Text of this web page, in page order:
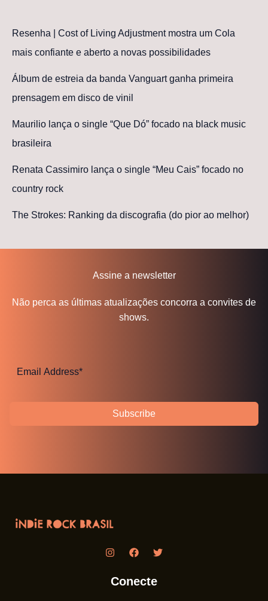
Resenha | Cost of Living Adjustment mostra um Cola
mais confiante e aberto a novas possibilidades
Álbum de estreia da banda Vanguart ganha primeira
prensagem em disco de vinil
Maurilio lança o single “Que Dó” focado na black music
brasileira
Renata Cassimiro lança o single “Meu Cais” focado no
country rock
The Strokes: Ranking da discografia (do pior ao melhor)
Assine a newsletter
Não perca as últimas atualizações concorra a convites de
shows.
Subscribe
Conecte